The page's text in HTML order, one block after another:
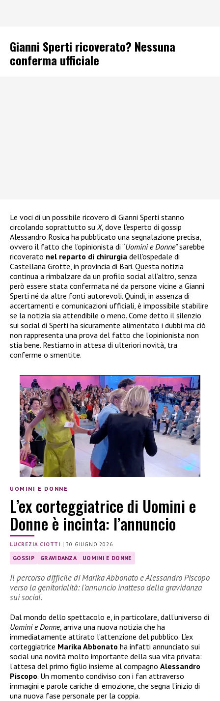
Gianni Sperti ricoverato? Nessuna
conferma ufficiale
Le voci di un possibile ricovero di Gianni Sperti stanno
circolando soprattutto su X, dove l’esperto di gossip
Alessandro Rosica ha pubblicato una segnalazione precisa,
ovvero il fatto che l’opinionista di “Uomini e Donne”sarebbe
ricoverato nel reparto di chirurgia dell’ospedale di
Castellana Grotte, in provincia di Bari. Questa notizia
continua a rimbalzare da un profilo social all’altro, senza
però essere stata confermata né da persone vicine a Gianni
Sperti né da altre fonti autorevoli. Quindi, in assenza di
accertamenti e comunicazioni ufficiali, è impossibile stabilire
se la notizia sia attendibile o meno. Come detto il silenzio
sui social di Sperti ha sicuramente alimentato i dubbi ma ciò
non rappresenta una prova del fatto che l’opinionista non
stia bene. Restiamo in attesa di ulteriori novità, tra
conferme o smentite.
UOMINI E DONNE
L’ex corteggiatrice di Uomini e
Donne è incinta: l’annuncio
LUCREZIA CIOTTI |30 GIUGNO 2026
GOSSIP GRAVIDANZA UOMINI E DONNE
Il percorso difficile di Marika Abbonato e Alessandro Piscopo
verso la genitorialità: l’annuncio inatteso della gravidanza
sui social.
Dal mondo dello spettacolo e, in particolare, dall’universo di
Uomini e Donne, arriva una nuova notizia che ha
immediatamente attirato l’attenzione del pubblico. L’ex
corteggiatrice Marika Abbonato ha infatti annunciato sui
social una novità molto importante della sua vita privata:
l’attesa del primo figlio insieme al compagno Alessandro
Piscopo. Un momento condiviso con i fan attraverso
immagini e parole cariche di emozione, che segna l’inizio di
una nuova fase personale per la coppia.